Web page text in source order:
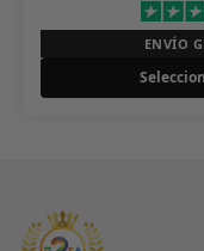
ENVÍO